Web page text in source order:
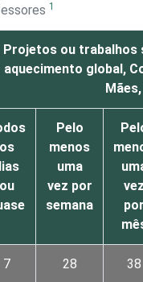
1
Projetos ou trabalhos
aquecimento global,
os
ou
Pelo
menos
uma
vez por
semana
vez
por
7 28 38